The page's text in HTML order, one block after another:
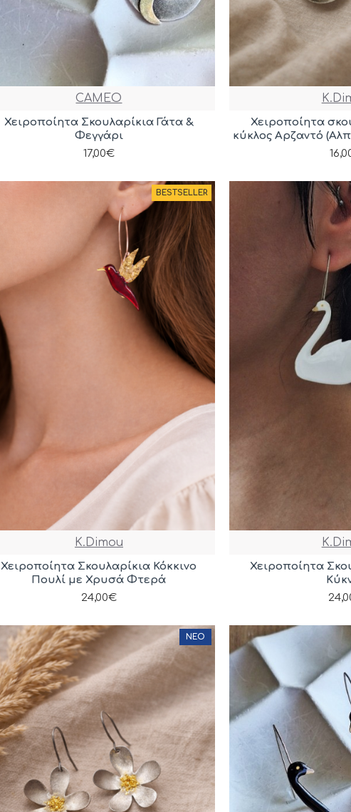
CAMEO
Χειροποίητα Σκουλαρίκια Γάτα &
Φεγγάρι
17,00€
Χειροποίητα
κύκλος Αρζαντό
BESTSELLER
K.Dimou
Χειροποίητα Σκουλαρίκια Κόκκινο
Πουλί με Χρυσά Φτερά
24,00€
Χειροποίητα
ΝΈΟ